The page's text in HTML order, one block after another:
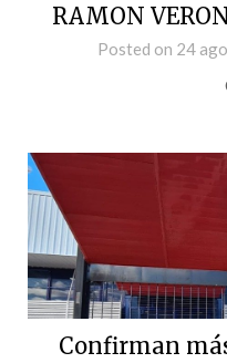
RAMON
Posted on 24
Confirman